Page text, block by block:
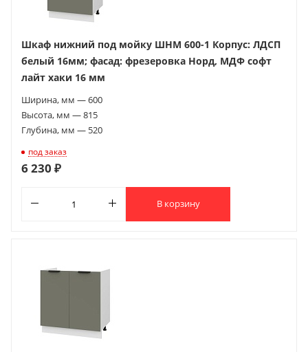
Шкаф нижний под мойку ШНМ 600-1 Корпус: ЛДСП
белый 16мм; фасад: фрезеровка Норд, МДФ софт
лайт хаки 16 мм
Ширина, мм — 600
Высота, мм — 815
Глубина, мм — 520
под заказ
6 230 ₽
В корзину